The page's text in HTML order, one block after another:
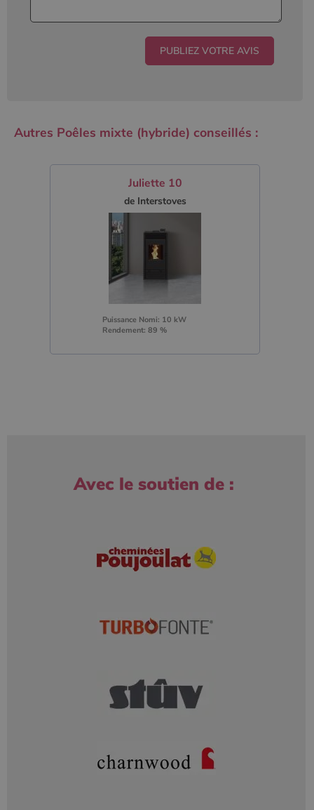
Autres Poêles mixte (hybride) conseillés :
Juliette 10
de Interstoves
Puissance Nomi: 10 kW
Rendement: 89 %
Avec le soutien de :